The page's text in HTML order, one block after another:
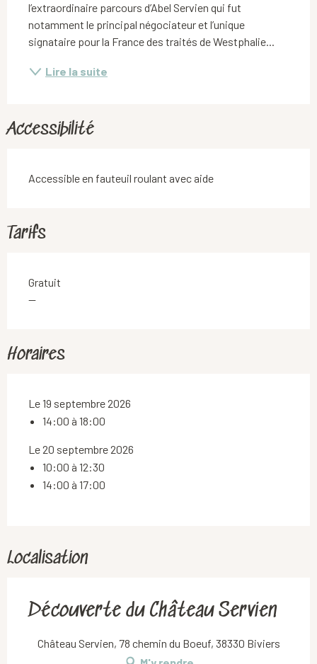
l’extraordinaire parcours d’Abel Servien qui fut
notamment le principal négociateur et l’unique
signataire pour la France des traités de Westphalie...
Lire la suite
Accessibilité
Accessible en fauteuil roulant avec aide
Tarifs
Gratuit
—
Horaires
Le 19 septembre 2026
14:00 à 18:00
Le 20 septembre 2026
10:00 à 12:30
14:00 à 17:00
Localisation
Découverte du Château Servien
Château Servien, 78 chemin du Boeuf, 38330 Biviers